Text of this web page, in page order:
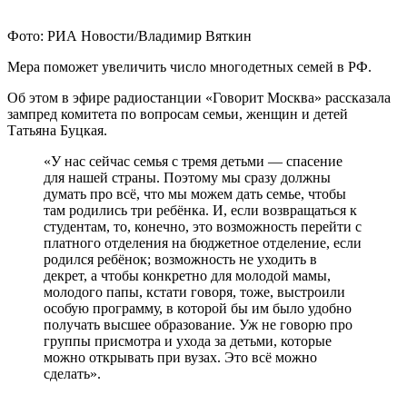
Фото: РИА Новости/Владимир Вяткин
Мера поможет увеличить число многодетных семей в РФ.
Об этом в эфире радиостанции «Говорит Москва» рассказала
зампред комитета по вопросам семьи, женщин и детей
Татьяна Буцкая.
«У нас сейчас семья с тремя детьми — спасение
для нашей страны. Поэтому мы сразу должны
думать про всё, что мы можем дать семье, чтобы
там родились три ребёнка. И, если возвращаться к
студентам, то, конечно, это возможность перейти с
платного отделения на бюджетное отделение, если
родился ребёнок; возможность не уходить в
декрет, а чтобы конкретно для молодой мамы,
молодого папы, кстати говоря, тоже, выстроили
особую программу, в которой бы им было удобно
получать высшее образование. Уж не говорю про
группы присмотра и ухода за детьми, которые
можно открывать при вузах. Это всё можно
сделать».